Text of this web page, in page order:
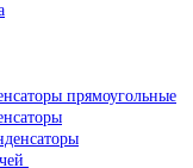
прямоугольные